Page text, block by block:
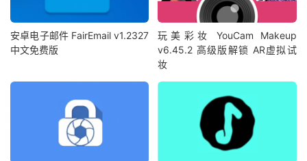
安卓电子邮件 FairEmail v1.2327
中文免费版
玩美彩妆 YouCam Makeup
v6.45.2 高级版解锁 AR虚拟试
妆